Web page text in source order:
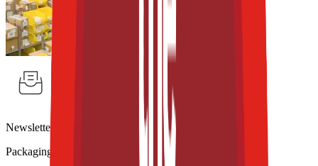
Newsletter
Packaging, envasado y procesamiento